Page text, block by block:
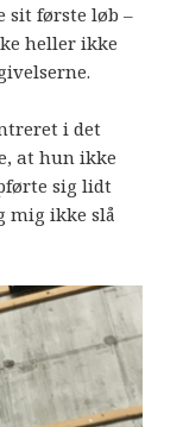
sit første løb –
heller ikke
i det
at hun ikke
sig lidt
mig ikke slå